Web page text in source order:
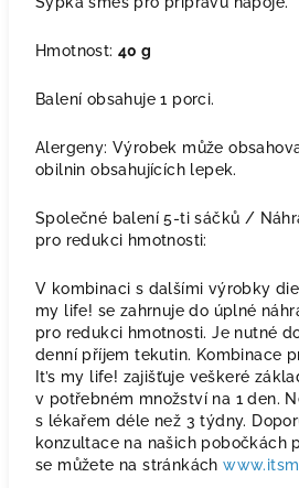
Hmotnost: 40 g
Balení obsahuje 1 porci.
Alergeny: Výrobek může
obilnin obsahujících lepek.
Společné balení 5-ti sáčků /
pro redukci hmotnosti:
V kombinaci s dalšími výrobky
my life! se zahrnuje do úplné
pro redukci hmotnosti. Je nutné
denní příjem tekutin. Kombinace
It’s my life! zajišťuje veškeré
v potřebném množství na 1 den.
s lékařem déle než 3 týdny.
konzultace na našich pobočkách
se můžete na stránkách